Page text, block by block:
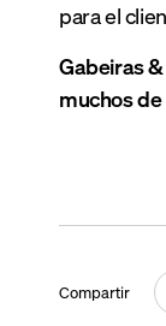
para el
Gabeiras
muchos
Compartir